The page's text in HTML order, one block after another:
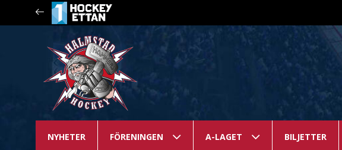
NYHETER FÖRENINGEN A-LAGET BILJETTER